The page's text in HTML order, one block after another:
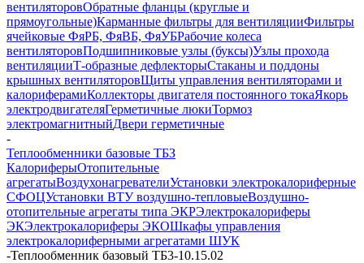
вентиляторовОбратные фланцы (круглые и
прямоугольные)Карманные фильтры для вентиляцииФильтры
ячейковые ФяРБ, ФяВБ, ФяУБРабочие колеса
вентиляторовПодшипниковые узлы (буксы)Узлы прохода
вентиляцииТ-образные дефлекторыСтаканы и поддоны
крышных вентиляторовЩиты управления вентиляторами и
калориферамиКоллекторы двигателя постоянного токаЯкорь
электродвигателяГерметичные люкиТормоз
электромагнитныйДвери герметичные
-
Теплообменники базовые ТБЗ
КалориферыОтопительные
агрегатыВоздухонагревателиУстановки электрокалориферные
СФОЦУстановки ВТУ воздушно-тепловыеВоздушно-
отопительные агрегаты типа ЭКРЭлектрокалориферы
ЭКЭлектрокалориферы ЭКОШкафы управления
электрокалориферными агрегатами ШУК
-Теплообменник базовый ТБ3-10.15.02